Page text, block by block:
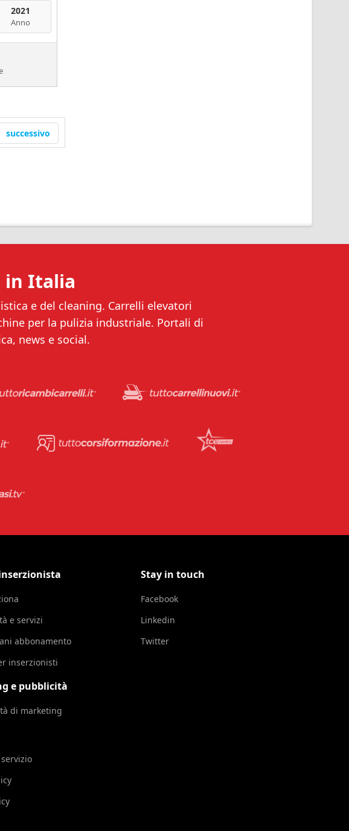
2021
Anno
successivo
in Italia
e del cleaning. Carrelli elevatori
per la pulizia industriale. Portali di
news e social.
e servizi
abbonamento
inserzionisti
e pubblicità
di marketing
Stay in touch
Facebook
Linkedin
Twitter